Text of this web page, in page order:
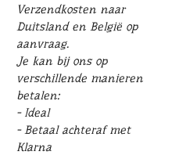
Verzendkosten naar
Duitsland en België op
aanvraag.
Je kan bij ons op
verschillende manieren
betalen:
- Ideal
- Betaal achteraf met
Klarna